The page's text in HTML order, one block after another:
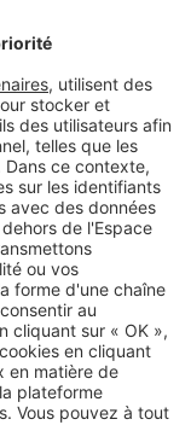
des 19
du Var selon
12 stations
: notre